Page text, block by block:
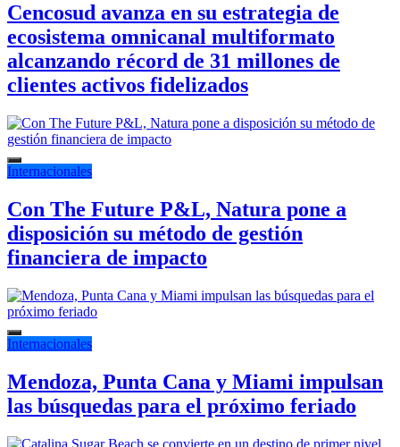
Cencosud avanza en su estrategia de
ecosistema omnicanal multiformato
alcanzando récord de 31 millones de
clientes activos fidelizados
Internacionales
Con The Future P&L, Natura pone a
disposición su método de gestión
financiera de impacto
Internacionales
Mendoza, Punta Cana y Miami impulsan
las búsquedas para el próximo feriado